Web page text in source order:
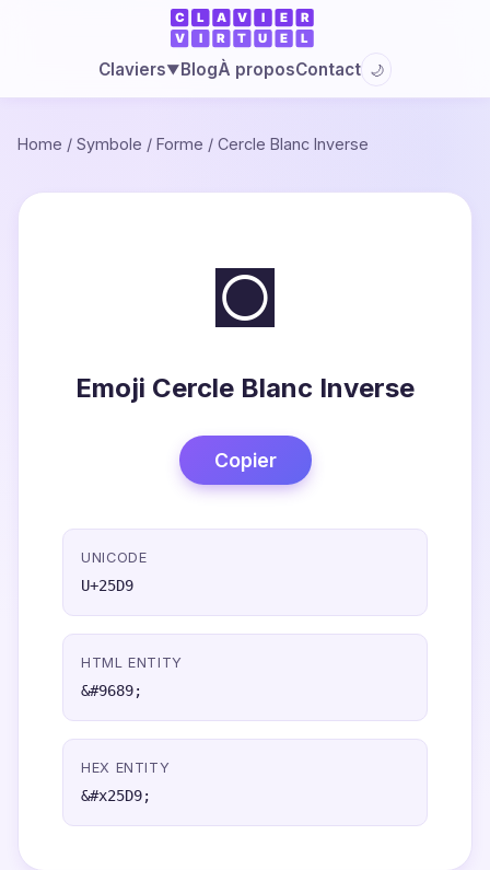
Claviers▼BlogÀ proposContact 🌙
Home / Symbole / Forme / Cercle Blanc Inverse
◙
Emoji Cercle Blanc Inverse
Copier
UNICODE
U+25D9
HTML ENTITY
&#9689;
HEX ENTITY
&#x25D9;